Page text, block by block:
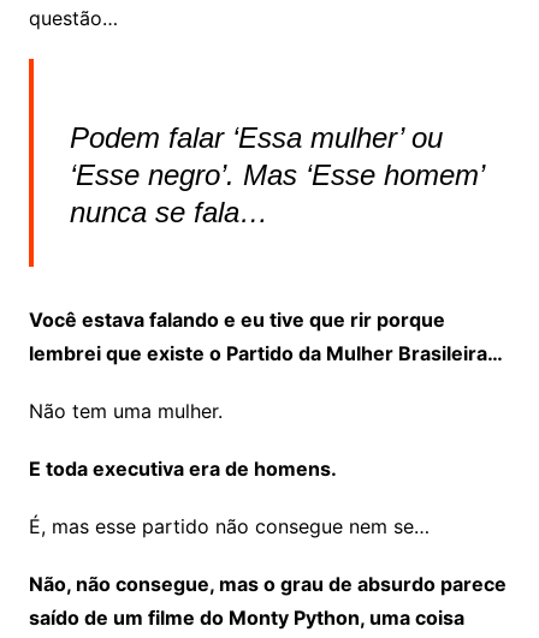
questão…
Podem falar ‘Essa mulher’ ou
‘Esse negro’. Mas ‘Esse homem’
nunca se fala…
Você estava falando e eu tive que rir porque
lembrei que existe o Partido da Mulher Brasileira…
Não tem uma mulher.
E toda executiva era de homens.
É, mas esse partido não consegue nem se…
Não, não consegue, mas o grau de absurdo parece
saído de um filme do Monty Python, uma coisa